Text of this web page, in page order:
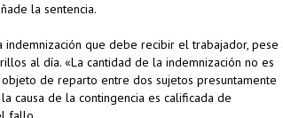
la sentencia.
que debe recibir el trabajador, pese
al día. «La cantidad de la indemnización no es
de reparto entre dos sujetos presuntamente
causa de la contingencia es calificada de